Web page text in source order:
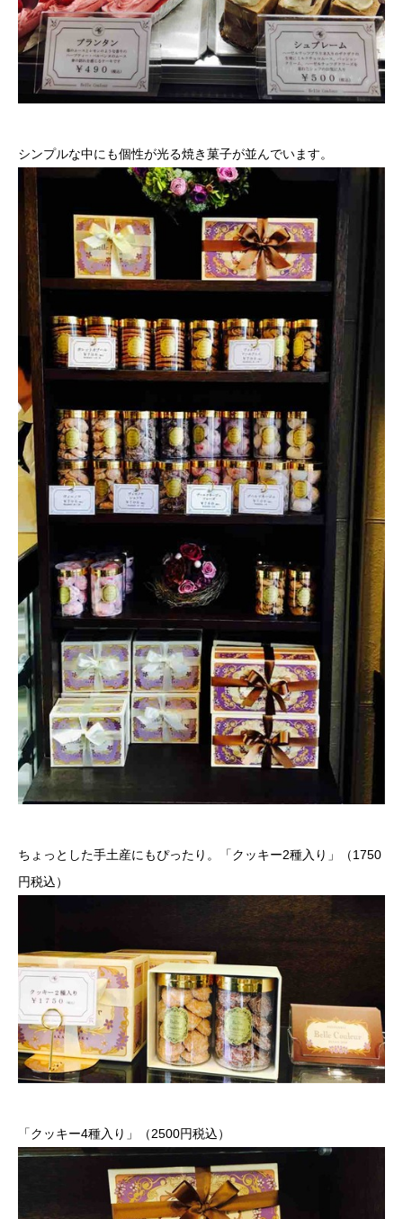
シンプルな中にも個性が光る焼き菓子が並んでいます。
ちょっとした手土産にもぴったり。「クッキー2種入り」（1750
円税込）
「クッキー4種入り」（2500円税込）